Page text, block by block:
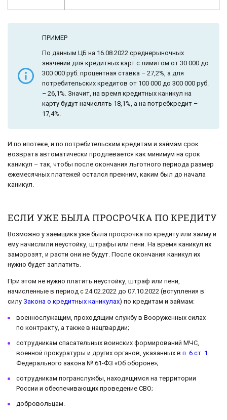
ПРИМЕР
По данным ЦБ на 16.08.2022 среднерыночных
значений для кредитных карт с лимитом от 30 000 до
300 000 руб. процентная ставка – 27,2%, а для
потребительских кредитов от 100 000 до 300 000 руб.
– 26,1%. Значит, на время кредитных каникул на
карту будут начислять 18,1%, а на потребкредит –
17,4%.
И по ипотеке, и по потребительским кредитам и займам срок
возврата автоматически продлевается как минимум на срок
каникул – так, чтобы после окончания льготного периода размер
ежемесячных платежей остался прежним, каким был до начала
каникул.
ЕСЛИ УЖЕ БЫЛА ПРОСРОЧКА ПО КРЕДИТУ
Возможно у заемщика уже была просрочка по кредиту или займу и
ему начислили неустойку, штрафы или пени. На время каникул их
заморозят, и расти они не будут. После окончания каникул их
нужно будет заплатить.
При этом не нужно платить неустойку, штраф или пени,
начисленные в период с 24.02.2022 до 07.10.2022 (вступления в
силу Закона о кредитных каникулах) по кредитам и займам:
военнослужащим, проходящим службу в Вооруженных силах
по контракту, а также в нацгвардии;
сотрудникам спасательных воинских формирований МЧС,
военной прокуратуры и других органов, указанных в п. 6 ст. 1
Федерального закона № 61-ФЗ «Об обороне»;
сотрудникам погранслужбы, находящимся на территории
России и обеспечивающих проведение СВО;
добровольцам.